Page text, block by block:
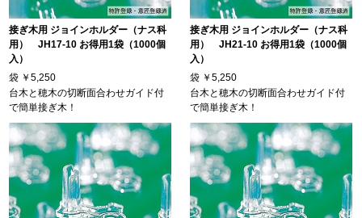
接ぎ木用 ジョインホルダー（ナス科
用） JH17-10 お得用1袋（1000個
入）
袋 ￥5,250
台木と穂木の切断面合わせガイド付
で簡単接ぎ木！
接ぎ木用 ジョインホルダー（ナス科
用） JH21-10 お得用1袋（1000個
入）
袋 ￥5,250
台木と穂木の切断面合わせガイド付
で簡単接ぎ木！